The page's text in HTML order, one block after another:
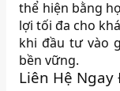
thể hiện bằng
lợi tối đa cho
khi đầu tư vào
bền vững.
Liên Hệ